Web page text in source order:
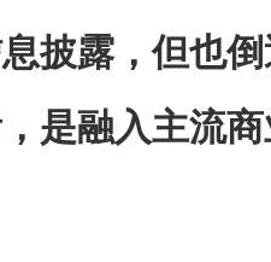
披露，但也
是融入主流